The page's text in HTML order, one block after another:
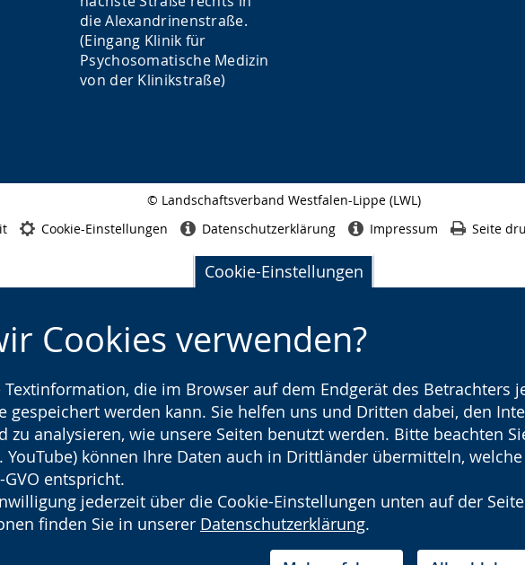
Cookie-Einstellungen
Cookies verwenden?
Textinformation, die im Browser auf dem Endgerät des Betrachters
gespeichert werden kann. Sie helfen uns und Dritten dabei, den
zu analysieren, wie unsere Seiten benutzt werden. Bitte beachten
YouTube) können Ihre Daten auch in Drittländer übermitteln,
entspricht.
jederzeit über die Cookie-Einstellungen unten auf der
finden Sie in unserer Datenschutzerklärung.
die Alexandrinenstraße.
(Eingang Klinik für
Psychosomatische Medizin
von der Klinikstraße)
© Landschaftsverband Westfalen-Lippe (LWL)
Cookie-Einstellungen Datenschutzerklärung Impressum Seite